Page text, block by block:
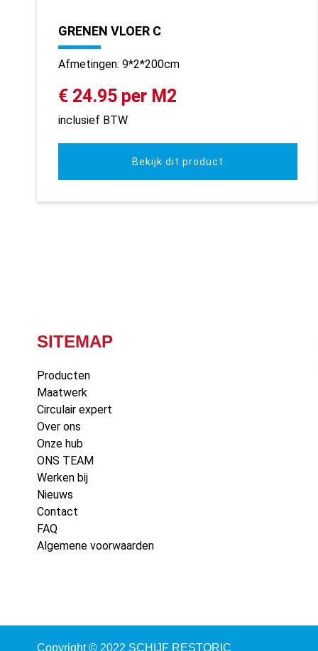
GRENEN VLOER C
Afmetingen: 9*2*200cm
€ 24.95 per M2
inclusief BTW
Bekijk dit product
SITEMAP
Producten
Maatwerk
Circulair expert
Over ons
Onze hub
ONS TEAM
Werken bij
Nieuws
Contact
FAQ
Algemene voorwaarden
Copyright © 2022 SCHIJF RESTORIC